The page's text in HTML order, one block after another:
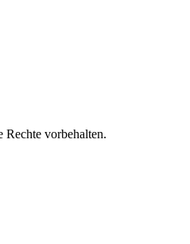
Rechte vorbehalten.